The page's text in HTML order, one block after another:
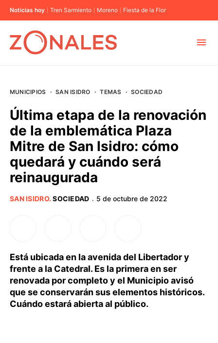
Noticias hoy Tren Sarmiento Moreno Fiesta de la Flor
BUENOS AIRES
PROVINCIAS
MUNICIPIOS · SAN ISIDRO · TEMAS · SOCIEDAD
Última etapa de la renovación
de la emblemática Plaza
Mitre de San Isidro: cómo
quedará y cuándo será
reinaugurada
SAN ISIDRO.SOCIEDAD · 5 de octubre de 2022
Está ubicada en la avenida del Libertador y
frente a la Catedral. Es la primera en ser
renovada por completo y el Municipio avisó
que se conservarán sus elementos históricos.
Cuándo estará abierta al público.